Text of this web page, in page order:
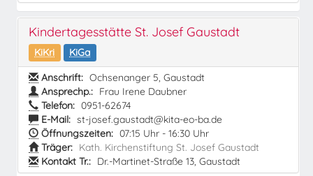
Kindertagesstätte St. Josef Gaustadt
KiKri
KiGa
Anschrift: Ochsenanger 5, Gaustadt
Ansprechp.: Frau Irene Daubner
Telefon: 0951-62674
E-Mail: st-josef.gaustadt@kita-eo-ba.de
Öffnungszeiten: 07:15 Uhr - 16:30 Uhr
Träger: Kath. Kirchenstiftung St. Josef Gaustadt
Kontakt Tr.: Dr.-Martinet-Straße 13, Gaustadt